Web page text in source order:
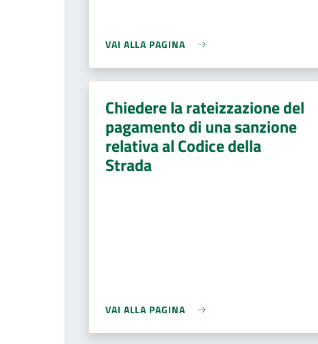
VAI ALLA PAGINA
Chiedere la rateizzazione del
pagamento di una sanzione
relativa al Codice della
Strada
VAI ALLA PAGINA